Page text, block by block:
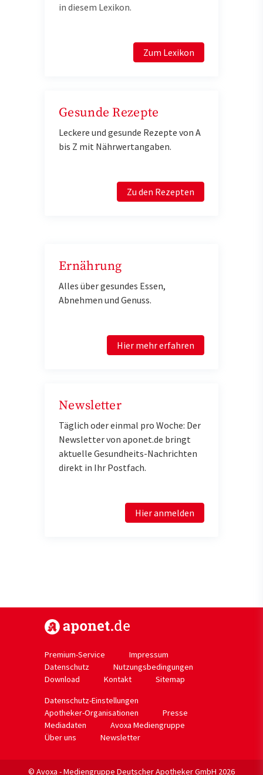
in diesem Lexikon.
Zum Lexikon
Gesunde Rezepte
Leckere und gesunde Rezepte von A
bis Z mit Nährwertangaben.
Zu den Rezepten
Ernährung
Alles über gesundes Essen,
Abnehmen und Genuss.
Hier mehr erfahren
Newsletter
Täglich oder einmal pro Woche: Der
Newsletter von aponet.de bringt
aktuelle Gesundheits-Nachrichten
direkt in Ihr Postfach.
Hier anmelden
Premium-Service
Impressum
Datenschutz
Nutzungsbedingungen
Download
Kontakt
Sitemap
Datenschutz-Einstellungen
Apotheker-Organisationen
Presse
Mediadaten
Avoxa Mediengruppe
Über uns
Newsletter
© Avoxa - Mediengruppe Deutscher Apotheker GmbH 2026